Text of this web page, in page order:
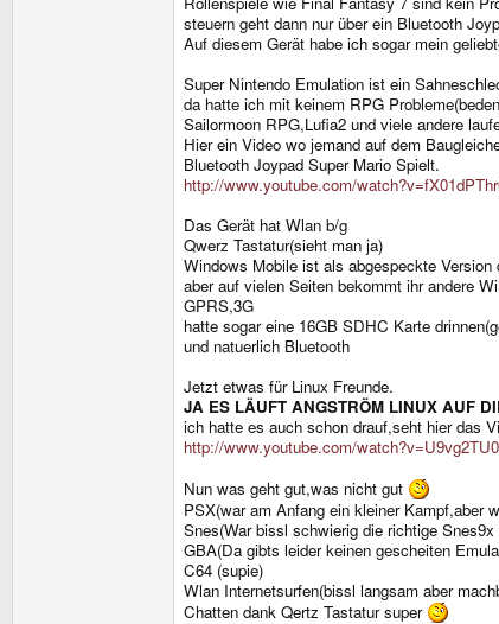
steuern geht dann nur über ein Bluetooth
Auf diesem Gerät habe ich sogar mein
Super Nintendo Emulation ist ein
da hatte ich mit keinem RPG
Sailormoon RPG,Lufia2 und viele andere
Hier ein Video wo jemand auf dem
Bluetooth Joypad Super Mario Spielt.
http://www.youtube.com/
Das Gerät hat Wlan b/g
Qwerz Tastatur(sieht man ja)
Windows Mobile ist als abgespeckte
aber auf vielen Seiten bekommt ihr andere
GPRS,3G
hatte sogar eine 16GB SDHC Karte
und natuerlich Bluetooth
Jetzt etwas für Linux Freunde.
JA ES LÄUFT ANGSTRÖM LINUX AUF
ich hatte es auch schon drauf,seht hier das
http://www.youtube.com/
Nun was geht gut,was nicht gut
PSX(war am Anfang ein kleiner Kampf,aber
Snes(War bissl schwierig die richtige
GBA(Da gibts leider keinen gescheiten
C64 (supie)
Wlan Internetsurfen(bissl langsam aber
Chatten dank Qertz Tastatur super